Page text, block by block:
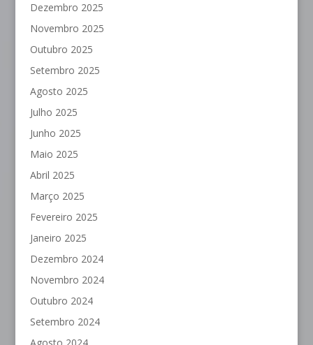
Dezembro 2025
Novembro 2025
Outubro 2025
Setembro 2025
Agosto 2025
Julho 2025
Junho 2025
Maio 2025
Abril 2025
Março 2025
Fevereiro 2025
Janeiro 2025
Dezembro 2024
Novembro 2024
Outubro 2024
Setembro 2024